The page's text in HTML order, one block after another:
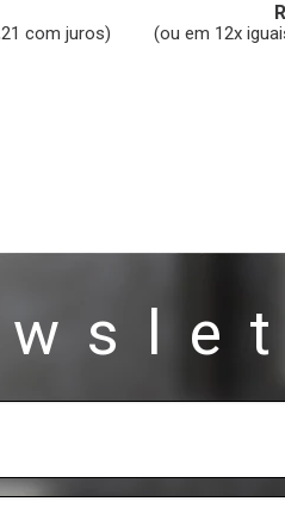
com juros) (ou em 12x